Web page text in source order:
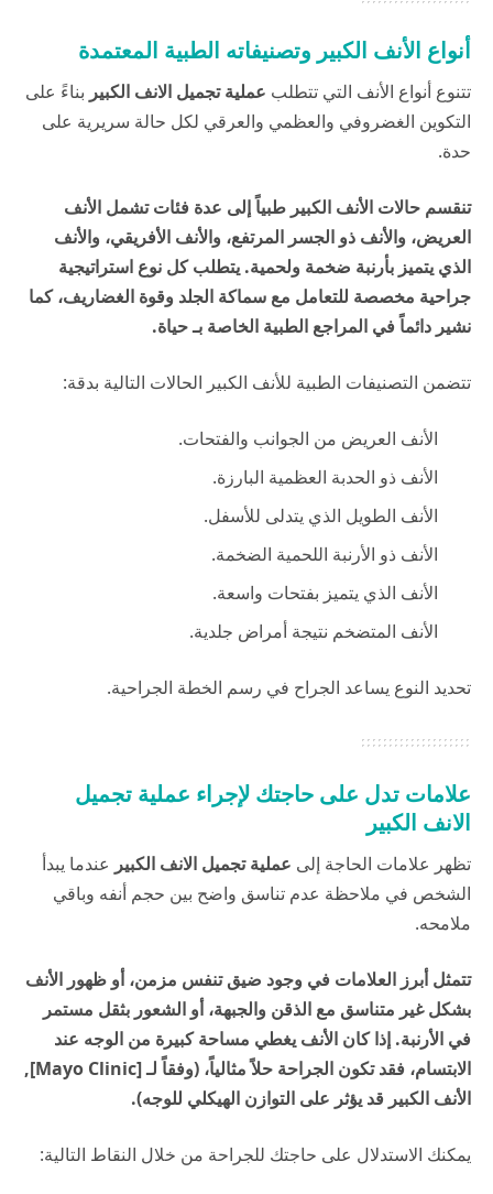
أنواع الأنف الكبير وتصنيفاته الطبية المعتمدة
تتنوع أنواع الأنف التي تتطلب عملية تجميل الانف الكبير بناءً على
التكوين الغضروفي والعظمي والعرقي لكل حالة سريرية على
حدة.
تنقسم حالات الأنف الكبير طبياً إلى عدة فئات تشمل الأنف
العريض، والأنف ذو الجسر المرتفع، والأنف الأفريقي، والأنف
الذي يتميز بأرنبة ضخمة ولحمية. يتطلب كل نوع استراتيجية
جراحية مخصصة للتعامل مع سماكة الجلد وقوة الغضاريف، كما
نشير دائماً في المراجع الطبية الخاصة بـحياة.
تتضمن التصنيفات الطبية للأنف الكبير الحالات التالية بدقة:
الأنف العريض من الجوانب والفتحات.
الأنف ذو الحدبة العظمية البارزة.
الأنف الطويل الذي يتدلى للأسفل.
الأنف ذو الأرنبة اللحمية الضخمة.
الأنف الذي يتميز بفتحات واسعة.
الأنف المتضخم نتيجة أمراض جلدية.
تحديد النوع يساعد الجراح في رسم الخطة الجراحية.
علامات تدل على حاجتك لإجراء عملية تجميل
الانف الكبير
تظهر علامات الحاجة إلى عملية تجميل الانف الكبير عندما يبدأ
الشخص في ملاحظة عدم تناسق واضح بين حجم أنفه وباقي
ملامحه.
تتمثل أبرز العلامات في وجود ضيق تنفس مزمن، أو ظهور الأنف
بشكل غير متناسق مع الذقن والجبهة، أو الشعور بثقل مستمر
في الأرنبة. إذا كان الأنف يغطي مساحة كبيرة من الوجه عند
الابتسام، فقد تكون الجراحة حلاً مثالياً، (وفقاً لـ[Mayo Clinic
],
الأنف الكبير قد يؤثر على التوازن الهيكلي للوجه).
يمكنك الاستدلال على حاجتك للجراحة من خلال النقاط التالية: